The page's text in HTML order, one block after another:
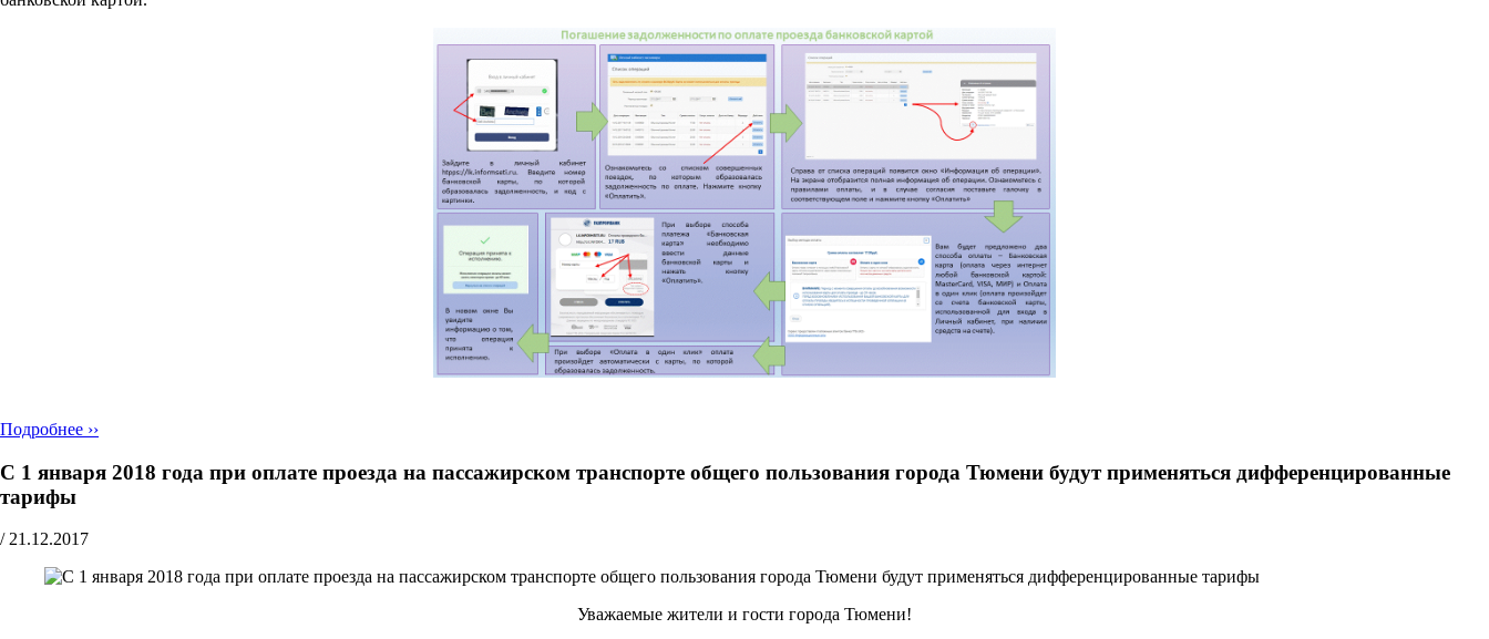
Подробнее ››
С 1 января 2018 года при оплате проезда на пассажирском транспорте общего пользования города Тюмени будут применяться дифференцированные
тарифы
/ 21.12.2017
Уважаемые жители и гости города Тюмени!